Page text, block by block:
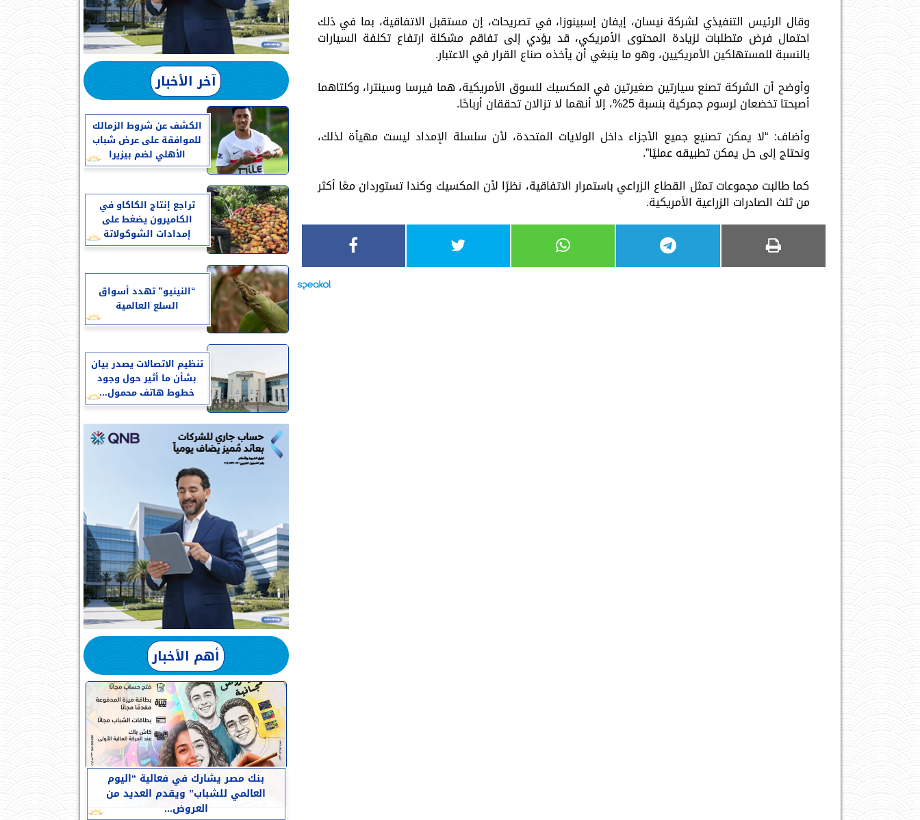
وقال الرئيس التنفيذي لشركة نيسان، إيفان إسبينوزا، في تصريحات، إن مستقبل الاتفاقية، بما في ذلك
احتمال فرض متطلبات لزيادة المحتوى الأمريكي، قد يؤدي إلى تفاقم مشكلة ارتفاع تكلفة السيارات
بالنسبة للمستهلكين الأمريكيين، وهو ما ينبغي أن يأخذه صناع القرار في الاعتبار.
وأوضح أن الشركة تصنع سيارتين صغيرتين في المكسيك للسوق الأمريكية، هما فيرسا وسينترا، وكلتاهما
أصبحتا تخضعان لرسوم جمركية بنسبة 25%، إلا أنهما لا تزالان تحققان أرباحًا.
وأضاف: “لا يمكن تصنيع جميع الأجزاء داخل الولايات المتحدة، لأن سلسلة الإمداد ليست مهيأة لذلك،
ونحتاج إلى حل يمكن تطبيقه عمليًا”.
كما طالبت مجموعات تمثل القطاع الزراعي باستمرار الاتفاقية، نظرًا لأن المكسيك وكندا تستوردان معًا أكثر
من ثلث الصادرات الزراعية الأمريكية.
آخر الأخبار
الكشف عن شروط الزمالك
للموافقة على عرض شباب
الأهلي لضم بيزيرا
تراجع إنتاج الكاكاو في
الكاميرون يضغط على
إمدادات الشوكولاتة
“النينيو” تهدد أسواق
السلع العالمية
تنظيم الاتصالات يصدر بيان
بشأن ما أثير حول وجود
خطوط هاتف محمول...
أهم الأخبار
بنك مصر يشارك في فعالية “اليوم
العالمي للشباب” ويقدم العديد من
العروض...